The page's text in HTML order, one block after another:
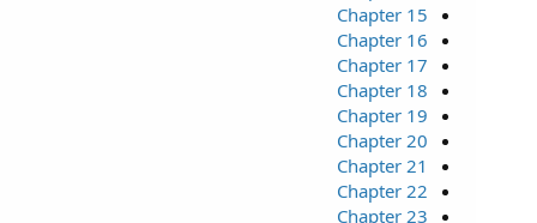
Chapter 15
Chapter 16
Chapter 17
Chapter 18
Chapter 19
Chapter 20
Chapter 21
Chapter 22
Chapter 23